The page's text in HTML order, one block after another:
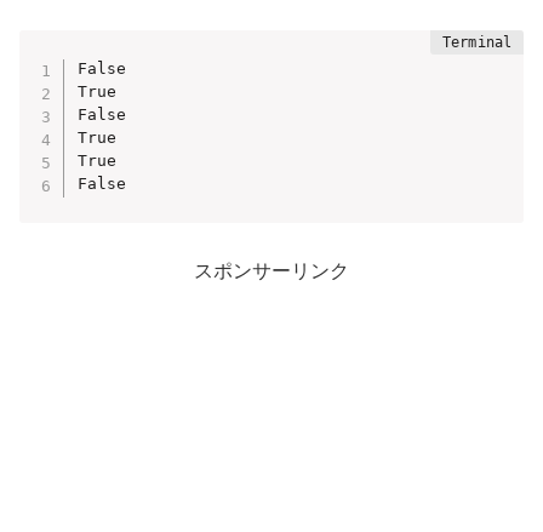
False
True
False
True
True
False
スポンサーリンク